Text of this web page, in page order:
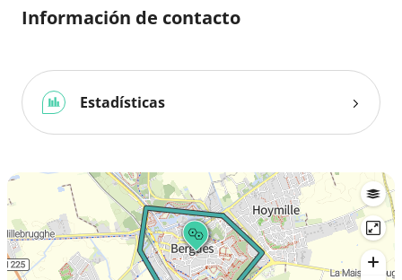
Información de contacto
Estadísticas